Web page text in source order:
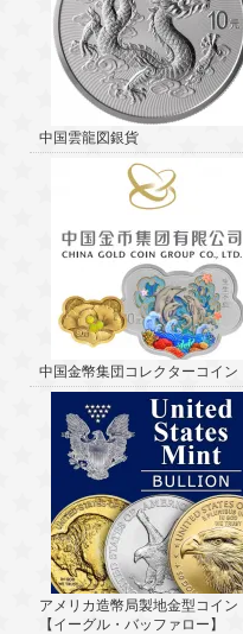
中国雲龍図銀貨
中国金幣集団コレクターコイン
アメリカ造幣局製地金型コイン
【イーグル・バッファロー】